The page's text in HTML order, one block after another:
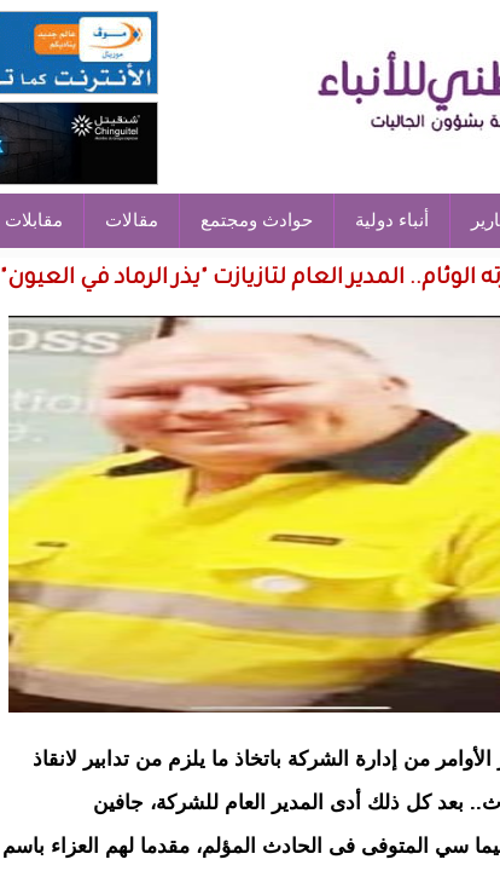
أنباء دولية حوادث ومجتمع مقالات مقابلات
المدير العام لتازيازت "يذر الرماد في العيون"
من إدارة الشركة باتخاذ ما يلزم من تدابير لانقاذ
بعد كل ذلك أدى المدير العام للشركة، جافين
سي المتوفى فى الحادث المؤلم، مقدما لهم العزاء باسم